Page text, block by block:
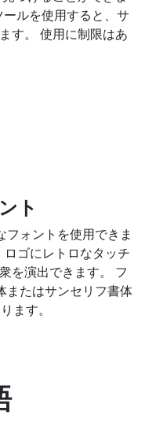
ルを使用すると、サ
す。 使用に制限はあ
ト
ォントを使用できま
ゴにレトロなタッチ
を演出できます。 フ
またはサンセリフ書体
ます。